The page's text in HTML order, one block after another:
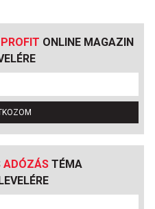
ONLINE MAGAZIN
ADÓZÁSTÉMA